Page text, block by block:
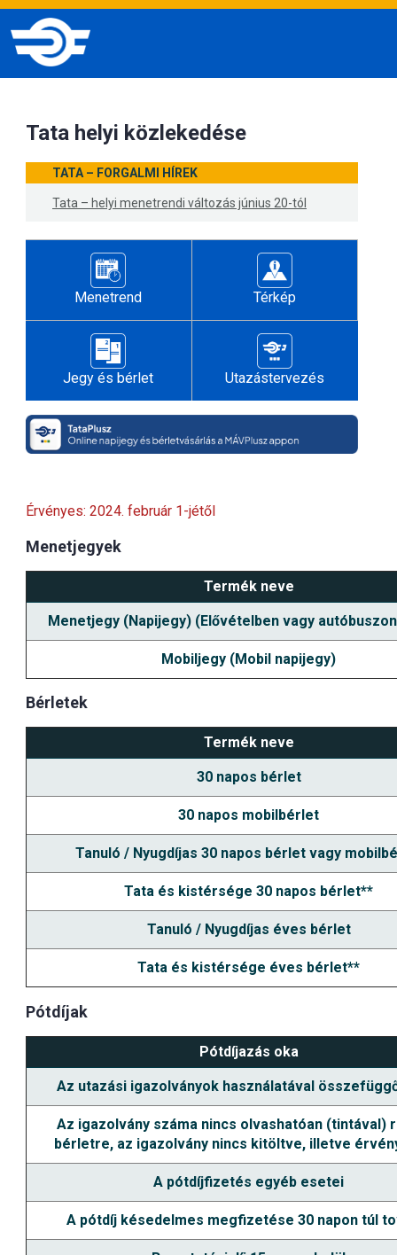
Tata helyi közlekedése
TATA – FORGALMI HÍREK
Tata – helyi menetrendi változás június 20-tól
Menetrend Térkép
Jegy és bérlet Utazástervezés
Érvényes: 2024. február 1-jétől
Menetjegyek
Termék neve
Menetjegy (Napijegy) (Elővételben vagy
Mobiljegy (Mobil napijegy)
Bérletek
Termék neve
30 napos bérlet
30 napos mobilbérlet
Tanuló / Nyugdíjas 30 napos bérlet vagy
Tata és kistérsége 30 napos bérlet**
Tanuló / Nyugdíjas éves bérlet
Tata és kistérsége éves bérlet**
Pótdíjak
Pótdíjazás oka
Az utazási igazolványok használatával
Az igazolvány száma nincs olvashatóan (tintával)
bérletre, az igazolvány nincs kitöltve, illetve
A pótdíjfizetés egyéb esetei
A pótdíj késedelmes megfizetése 30 napon túl